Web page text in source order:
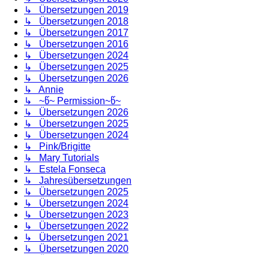
↳ Übersetzungen 2019
↳ Übersetzungen 2018
↳ Übersetzungen 2017
↳ Übersetzungen 2016
↳ Übersetzungen 2024
↳ Übersetzungen 2025
↳ Übersetzungen 2026
↳ Annie
↳ ~წ~ Permission~წ~
↳ Übersetzungen 2026
↳ Übersetzungen 2025
↳ Übersetzungen 2024
↳ Pink/Brigitte
↳ Mary Tutorials
↳ Estela Fonseca
↳ Jahresübersetzungen
↳ Übersetzungen 2025
↳ Übersetzungen 2024
↳ Übersetzungen 2023
↳ Übersetzungen 2022
↳ Übersetzungen 2021
↳ Übersetzungen 2020